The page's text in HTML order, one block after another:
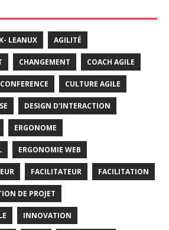
LEANUX AGILITÉ
CHANGEMENT COACH AGILE
CONFERENCE CULTURE AGILE
DESIGN D'INTERACTION
ERGONOME
ERGONOMIE WEB
FACILITATEUR FACILITATION
DE PROJET
INNOVATION